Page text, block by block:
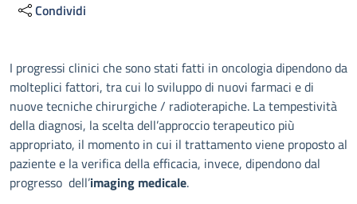
Condividi
Descrizione
I progressi clinici che sono stati fatti in oncologia dipendono da
molteplici fattori, tra cui lo sviluppo di nuovi farmaci e di
nuove tecniche chirurgiche / radioterapiche. La tempestività
della diagnosi, la scelta dell’approccio terapeutico più
appropriato, il momento in cui il trattamento viene proposto al
paziente e la verifica della efficacia, invece, dipendono dal
progresso dell’imaging medicale.